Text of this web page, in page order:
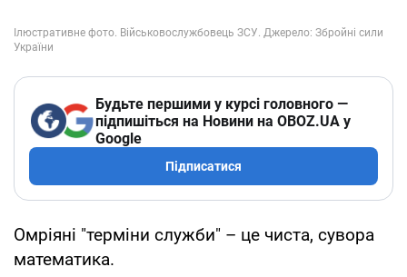
Будьте першими у курсі головного —
підпишіться на Новини на OBOZ.UA у
Google
Підписатися
Омріяні "терміни служби" – це чиста, сувора
математика.